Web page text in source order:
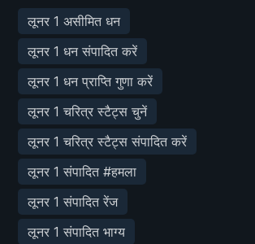
लूनर 1 असीमित धन
लूनर 1 धन संपादित करें
लूनर 1 धन प्राप्ति गुणा करें
लूनर 1 चरित्र स्टैट्स चुनें
लूनर 1 चरित्र स्टैट्स संपादित करें
लूनर 1 संपादित #हमला
लूनर 1 संपादित रेंज
लूनर 1 संपादित भाग्य